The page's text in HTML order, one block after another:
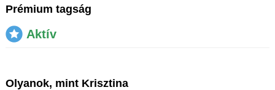
Prémium tagság
Aktív
Olyanok, mint Krisztina